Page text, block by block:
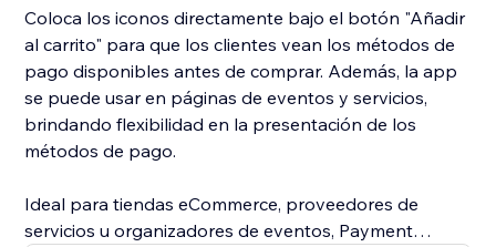
Coloca los iconos directamente bajo el botón "Añadir
al carrito" para que los clientes vean los métodos de
pago disponibles antes de comprar. Además, la app
se puede usar en páginas de eventos y servicios,
brindando flexibilidad en la presentación de los
métodos de pago.
Ideal para tiendas eCommerce, proveedores de
servicios u organizadores de eventos, Payment